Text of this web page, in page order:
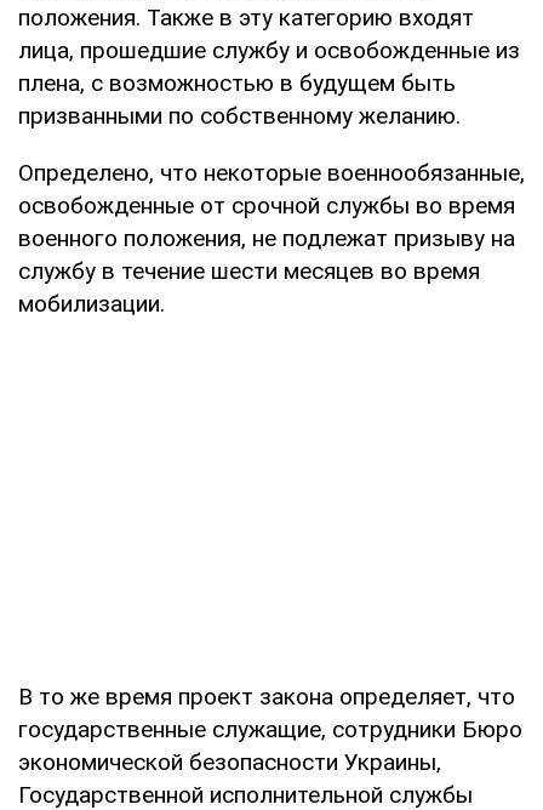
положения. Также в эту категорию входят
лица, прошедшие службу и освобожденные из
плена, с возможностью в будущем быть
призванными по собственному желанию.
Определено, что некоторые военнообязанные,
освобожденные от срочной службы во время
военного положения, не подлежат призыву на
службу в течение шести месяцев во время
мобилизации.
В то же время проект закона определяет, что
государственные служащие, сотрудники Бюро
экономической безопасности Украины,
Государственной исполнительной службы